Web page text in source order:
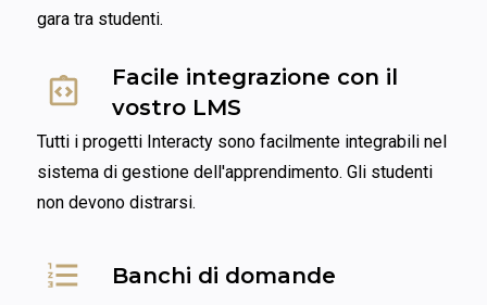
gara tra studenti.
Facile integrazione con il
vostro LMS
Tutti i progetti Interacty sono facilmente integrabili nel
sistema di gestione dell'apprendimento. Gli studenti
non devono distrarsi.
Banchi di domande